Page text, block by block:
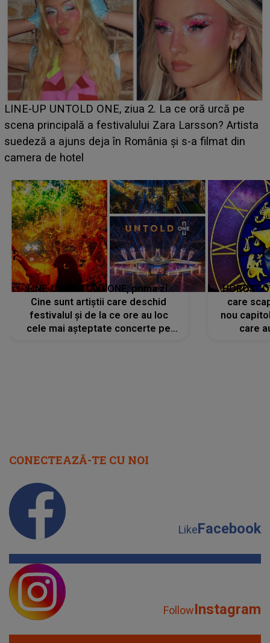
Ce a dezvăluit noua concurentă din "Casa Iubirii" l-a
luat prin surprindere pe Emanuel. CINE ESTE
BĂIATUL VIZAT de Alexandra?! Aflându-se în fața
faptului împlinit, A RECUNOSCUT IMEDIAT: "Am
LINE-UP UNTOLD ONE, prima zi.
Cine sunt artiștii care deschid
festivalul și de la ce ore au loc
cele mai așteptate concerte pe
care
nou
care
CONECTEAZĂ-TE CU NOI
LikeFacebook
FollowInstagram